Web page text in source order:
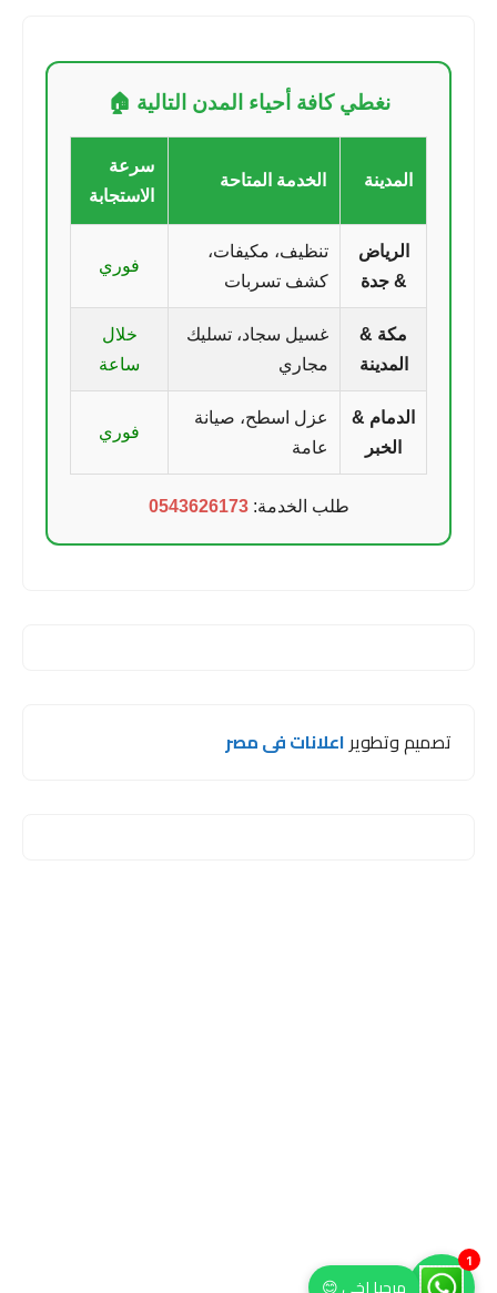
نغطي كافة أحياء المدن التالية 🏠
المدينة الخدمة المتاحة
سرعة
الاستجابة
الرياض
& جدة
تنظيف، مكيفات،
كشف تسربات
فوري
مكة &
المدينة
غسيل سجاد، تسليك
مجاري
خلال
ساعة
الدمام &
الخبر
عزل اسطح، صيانة
عامة
فوري
طلب الخدمة:0543626173
تصميم وتطويراعلانات فى مصر